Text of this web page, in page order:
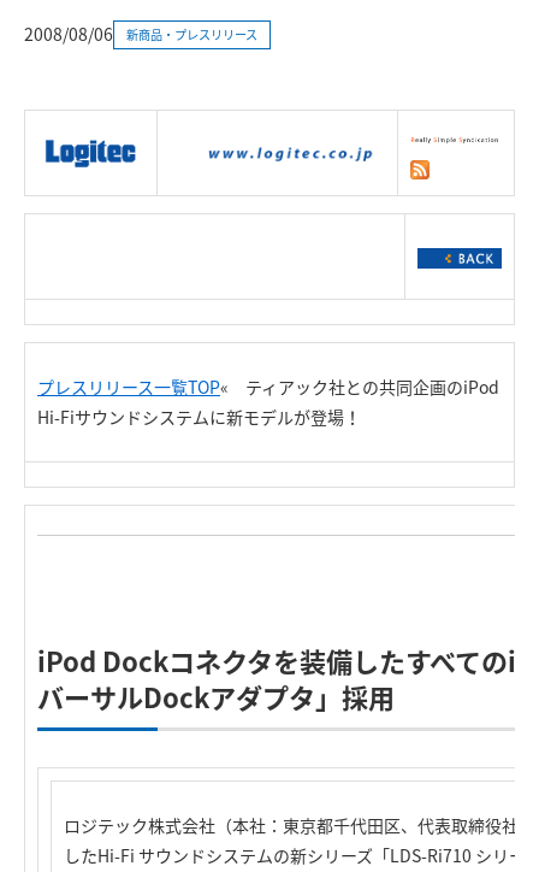
2008/08/06 新商品・プレスリリース
プレスリリース一覧TOP« ティアック社との共同企画のiPod
Hi-Fiサウンドシステムに新モデルが登場！
iPod Dockコネクタを装備したすべての
バーサルDockアダプタ」採用
ロジテック株式会社（本社：東京都千代田区、代表取締役社
したHi-Fi サウンドシステムの新シリーズ「LDS-Ri710 シリー